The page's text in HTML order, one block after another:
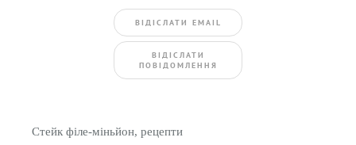
ВIДIСЛАТИ EMAIL
BIДIСЛАТИ
ПОВIДОМЛЕННЯ
Стейк філе-міньйон, рецепти